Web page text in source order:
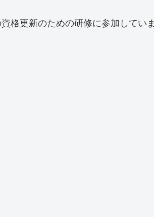
格更新のための研修に参加していま